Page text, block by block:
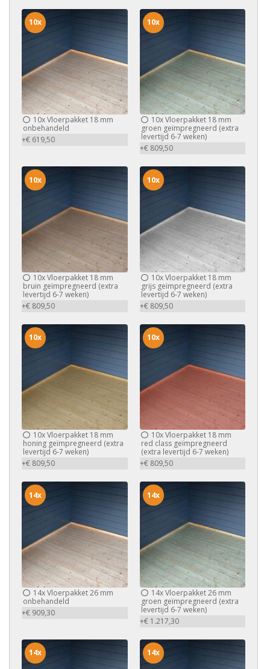
10xVloerpakket 18 mm
onbehandeld
+€ 619,50
10x
10xVloerpakket 18 mm
groen geïmpregneerd (extra
levertijd 6-7 weken)
+€ 809,50
10x
10xVloerpakket 18 mm
bruin geïmpregneerd (extra
levertijd 6-7 weken)
+€ 809,50
10x
10xVloerpakket 18 mm
grijs geïmpregneerd (extra
levertijd 6-7 weken)
+€ 809,50
10x
10xVloerpakket 18 mm
honing geïmpregneerd (extra
levertijd 6-7 weken)
+€ 809,50
10x
10xVloerpakket 18 mm
red class geïmpregneerd
(extra levertijd 6-7 weken)
+€ 809,50
10x
14xVloerpakket 26 mm
onbehandeld
+€ 909,30
14x
14xVloerpakket 26 mm
groen geïmpregneerd (extra
levertijd 6-7 weken)
+€ 1.217,30
14x
14x 14x